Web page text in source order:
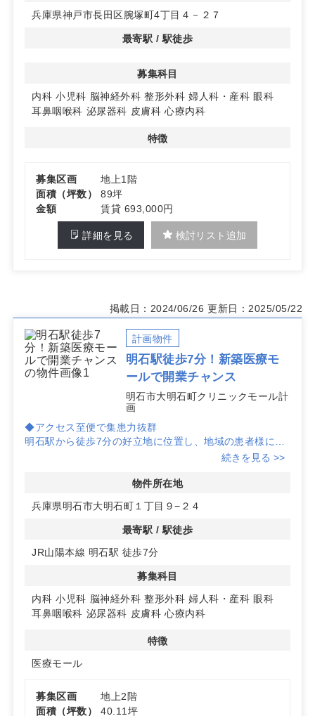
ます。十分なスペースがあるため、内科や小児科など多様
な診療科の開業が可能です。
住民からの認知度も期待できます。詳細はお問い合わせく
ださい。
兵庫県神戸市長田区腕塚町4丁目４－２７
最寄駅 / 駅徒歩
募集科目
内科 小児科 脳神経外科 整形外科 婦人科・産科 眼科
耳鼻咽喉科 泌尿器科 皮膚科 心療内科
特徴
募集区画
地上1階
面積（坪数）
89坪
金額
賃貸 693,000円
詳細を見る 検討リスト追加
掲載日：2024/06/26 更新日：2025/05/22
計画物件
明石駅徒歩7分！新築医療モ
ールで開業チャンス
明石市大明石町クリニックモール計
画
◆アクセス至便で集患力抜群
明石駅から徒歩7分の好立地に位置し、地域の患者様にと
ってアクセスしやすい環境です。周辺には商業施設も多
内科、小児科、脳神経外科など、多様な診療科目で開業可
能です。医療モール内での連携により、患者様に幅広い医
2025年春以降にオープン予定の新築物件で、最新の設備
を導入可能です。エレベーター完備で、患者様に快適な診
療環境を提供できます。詳細はお問い合わせください。
続きを見る >>
物件所在地
兵庫県明石市大明石町１丁目９−２４
最寄駅 / 駅徒歩
JR山陽本線 明石駅 徒歩7分
募集科目
内科 小児科 脳神経外科 整形外科 婦人科・産科 眼科
耳鼻咽喉科 泌尿器科 皮膚科 心療内科
特徴
医療モール
募集区画
地上2階
面積（坪数）
40.11坪